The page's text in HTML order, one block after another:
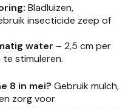
Bladluizen,
insecticide zeep of
water – 2,5 cm per
stimuleren.
8 in mei? Gebruik mulch,
zorg voor